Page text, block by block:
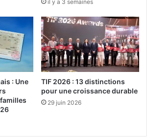
il y a 3 semaines
: Une
TIF 2026 : 13 distinctions
pour une croissance durable
29 juin 2026